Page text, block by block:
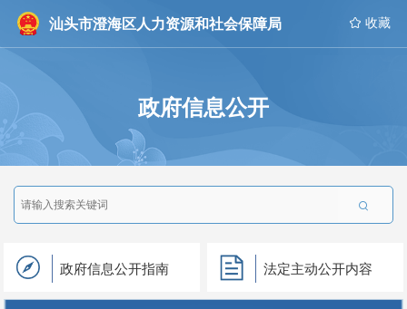
汕头市澄海区人力资源和社会保障局  收藏
政府信息公开

政府信息公开指南 法定主动公开内容